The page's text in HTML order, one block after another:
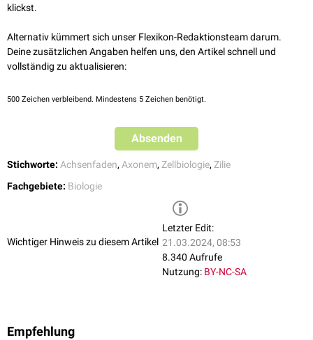
klickst.
Alternativ kümmert sich unser Flexikon-Redaktionsteam darum.
Deine zusätzlichen Angaben helfen uns, den Artikel schnell und
vollständig zu aktualisieren:
500 Zeichen verbleibend. Mindestens 5 Zeichen benötigt.
Absenden
Stichworte: Achsenfaden, Axonem, Zellbiologie, Zilie
Fachgebiete: Biologie
Wichtiger Hinweis zu diesem Artikel
Letzter Edit:
21.03.2024, 08:53
8.340 Aufrufe
Nutzung: BY-NC-SA
Empfehlung